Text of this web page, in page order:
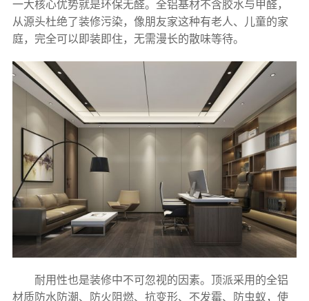
一大核心优势就是环保无醛。全铝基材不含胶水与甲醛，
从源头杜绝了装修污染，像朋友家这种有老人、儿童的家
庭，完全可以即装即住，无需漫长的散味等待。
耐用性也是装修中不可忽视的因素。顶派采用的全铝
材质防水防潮、防火阻燃、抗变形、不发霉、防虫蚁，使